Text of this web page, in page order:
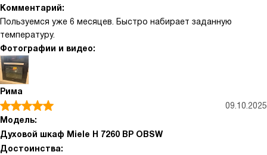
Комментарий:
Пользуемся уже 6 месяцев. Быстро набирает заданную
температуру.
Фотографии и видео:
Рима
09.10.2025
Модель:
Духовой шкаф Miele H 7260 BP OBSW
Достоинства: